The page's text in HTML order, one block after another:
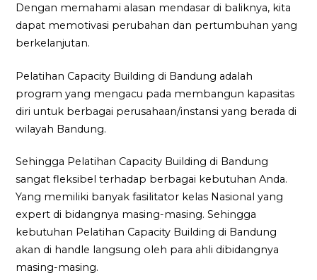
Dengan memahami alasan mendasar di baliknya, kita
dapat memotivasi perubahan dan pertumbuhan yang
berkelanjutan.
Pelatihan Capacity Building di Bandung adalah
program yang mengacu pada membangun kapasitas
diri untuk berbagai perusahaan/instansi yang berada di
wilayah Bandung.
Sehingga Pelatihan Capacity Building di Bandung
sangat fleksibel terhadap berbagai kebutuhan Anda.
Yang memiliki banyak fasilitator kelas Nasional yang
expert di bidangnya masing-masing. Sehingga
kebutuhan Pelatihan Capacity Building di Bandung
akan di handle langsung oleh para ahli dibidangnya
masing-masing.